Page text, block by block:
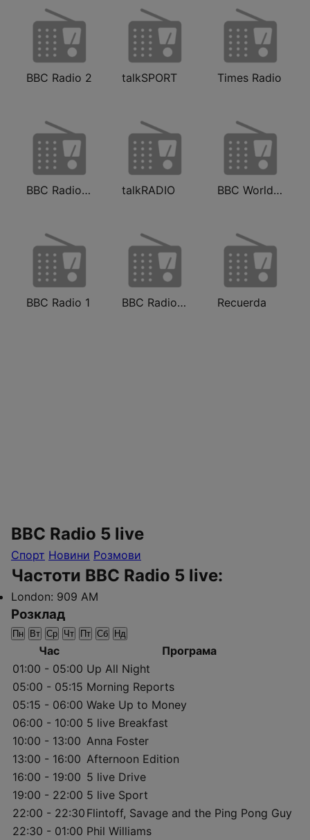
BBC Radio 2 talkSPORT Times Radio
BBC Radio 4 Extra talkRADIO BBC World Service
BBC Radio 1 BBC Radio Scotland Recuerda
BBC Radio 5 live
Спорт Новини Розмови
Частоти BBC Radio 5 live:
London: 909 AM
Розклад
Пн Вт Ср Чт Пт Сб Нд
Час
Програма
01:00 - 05:00 Up All Night
05:00 - 05:15 Morning Reports
05:15 - 06:00 Wake Up to Money
06:00 - 10:00 5 live Breakfast
10:00 - 13:00 Anna Foster
13:00 - 16:00 Afternoon Edition
16:00 - 19:00 5 live Drive
19:00 - 22:00 5 live Sport
22:00 - 22:30 Flintoff, Savage and the Ping Pong Guy
22:30 - 01:00 Phil Williams